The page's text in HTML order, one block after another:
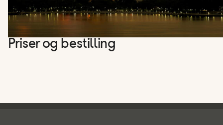
Priser og bestilling